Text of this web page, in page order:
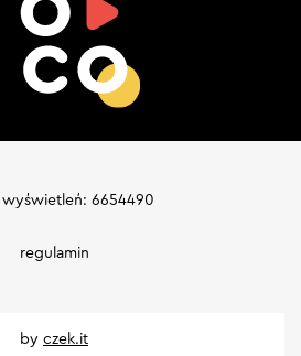
by czek.it
wyświetleń: 6654490
regulamin